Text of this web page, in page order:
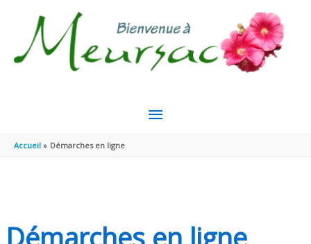
MENU
Accueil Démarches en ligne